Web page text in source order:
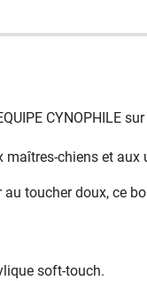
CYNOPHILE
maîtres-chiens et
toucher doux, ce
soft-touch.